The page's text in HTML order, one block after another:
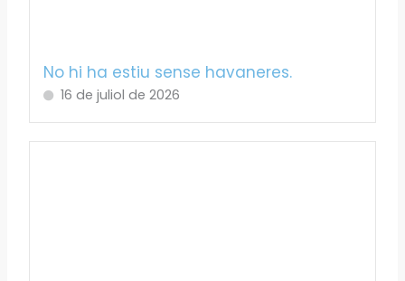
No hi ha estiu sense havaneres.
16 de juliol de 2026